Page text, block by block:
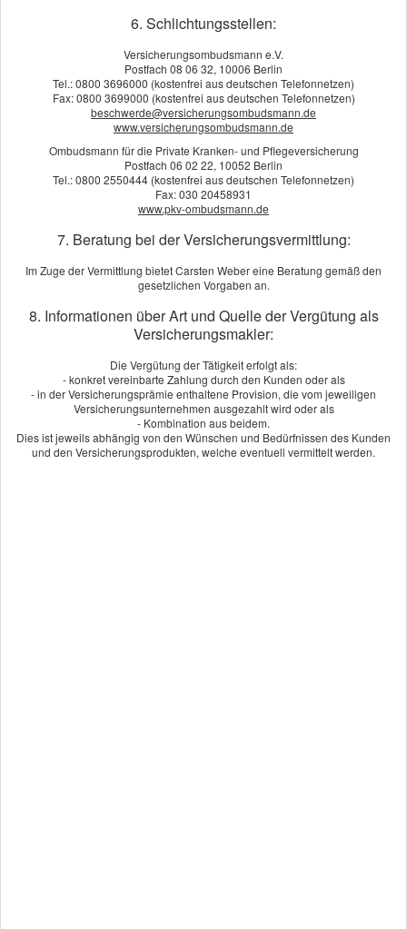
Ich helfe Ihnen die richtige Entscheidung
zu treffen.
TERMIN VEREINBAREN
Telefongespräch
Persönliches Gespräch
6. Schlichtungsstellen:
Versicherungsombudsmann e.V.
Postfach 08 06 32, 10006 Berlin
Tel.: 0800 3696000 (kostenfrei aus deutschen Telefonnetzen)
Fax: 0800 3699000 (kostenfrei aus deutschen Telefonnetzen)
beschwerde@versicherungsombudsmann.de
www.versicherungsombudsmann.de
Ombudsmann für die Private Kranken- und Pflegeversicherung
Postfach 06 02 22, 10052 Berlin
Tel.: 0800 2550444 (kostenfrei aus deutschen Telefonnetzen)
Fax: 030 20458931
www.pkv-ombudsmann.de
7. Beratung bei der Versicherungsvermittlung:
Im Zuge der Vermittlung bietet Carsten Weber eine Beratung gemäß den
gesetzlichen Vorgaben an.
8. Informationen über Art und Quelle der Vergütung als
Versicherungsmakler:
Die Vergütung der Tätigkeit erfolgt als:
- konkret vereinbarte Zahlung durch den Kunden oder als
- in der Versicherungsprämie enthaltene Provision, die vom jeweiligen
Versicherungsunternehmen ausgezahlt wird oder als
- Kombination aus beidem.
Dies ist jeweils abhängig von den Wünschen und Bedürfnissen des Kunden
und den Versicherungsprodukten, welche eventuell vermittelt werden.